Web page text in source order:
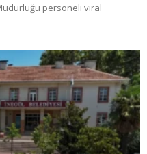
personeli viral